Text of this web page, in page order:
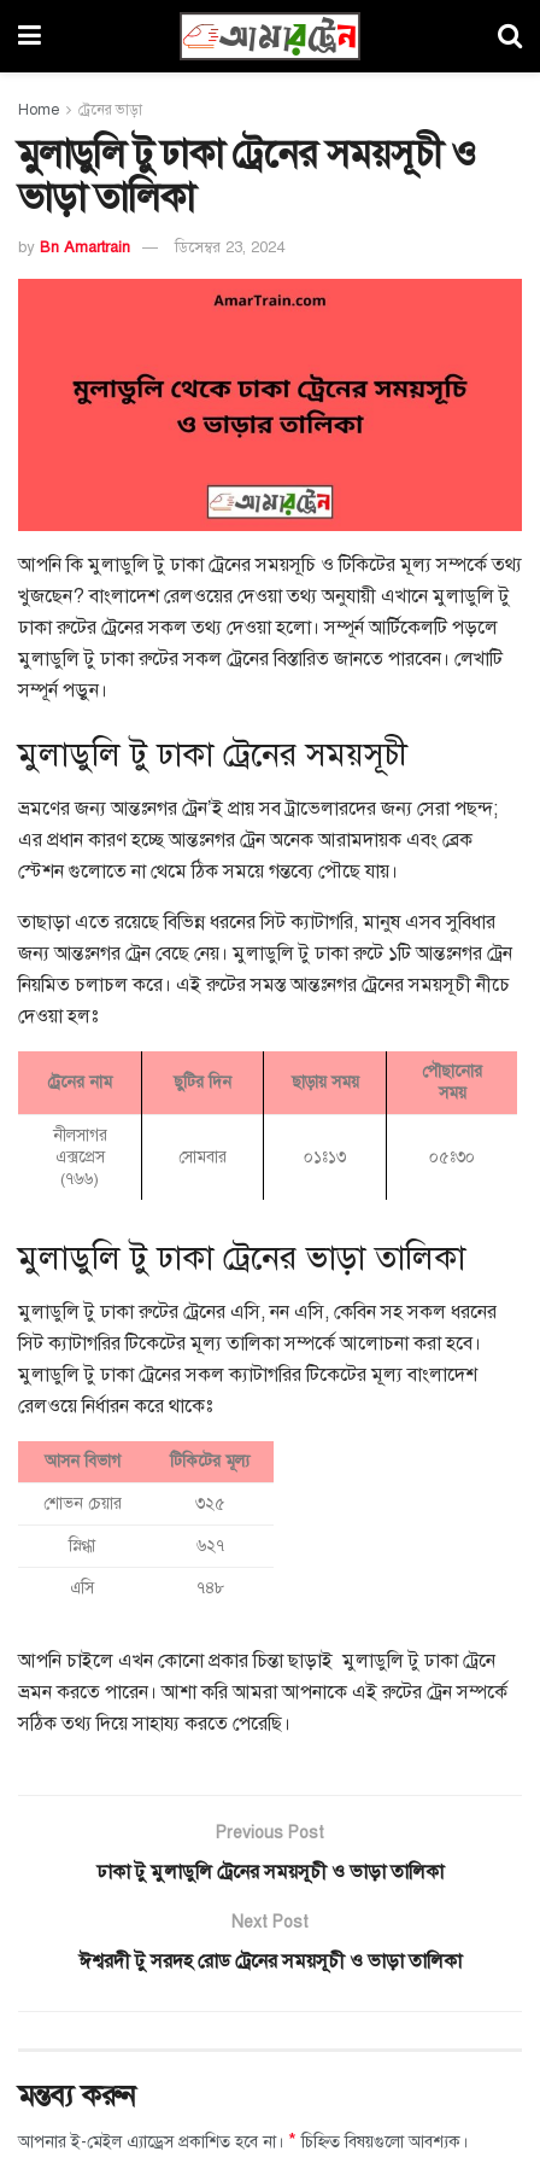
Home ট্রেনের ভাড়া
মুলাডুলি টু ঢাকা ট্রেনের সময়সূচী ও
ভাড়া তালিকা
by Bn Amartrain ডিসেম্বর 23, 2024
আপনি কি মুলাডুলি টু ঢাকা ট্রেনের সময়সূচি ও টিকিটের মূল্য সম্পর্কে তথ্য
খুজছেন? বাংলাদেশ রেলওয়ের দেওয়া তথ্য অনুযায়ী এখানে মুলাডুলি টু
ঢাকা রুটের ট্রেনের সকল তথ্য দেওয়া হলো। সম্পূর্ন আর্টিকেলটি পড়লে
মুলাডুলি টু ঢাকা রুটের সকল ট্রেনের বিস্তারিত জানতে পারবেন। লেখাটি
সম্পূর্ন পড়ুন।
মুলাডুলি টু ঢাকা ট্রেনের সময়সূচী
ভ্রমণের জন্য আন্তঃনগর ট্রেন’ই প্রায় সব ট্রাভেলারদের জন্য সেরা পছন্দ;
এর প্রধান কারণ হচ্ছে আন্তঃনগর ট্রেন অনেক আরামদায়ক এবং ব্রেক
স্টেশন গুলোতে না থেমে ঠিক সময়ে গন্তব্যে পৌছে যায়।
তাছাড়া এতে রয়েছে বিভিন্ন ধরনের সিট ক্যাটাগরি, মানুষ এসব সুবিধার
জন্য আন্তঃনগর ট্রেন বেছে নেয়। মুলাডুলি টু ঢাকা রুটে ১টি আন্তঃনগর ট্রেন
নিয়মিত চলাচল করে। এই রুটের সমস্ত আন্তঃনগর ট্রেনের সময়সূচী নীচে
দেওয়া হলঃ
ট্রেনের নাম ছুটির দিন ছাড়ায় সময়
পৌছানোর
সময়
নীলসাগর
এক্সপ্রেস
(৭৬৬)
সোমবার ০১ঃ১৩ ০৫ঃ৩০
মুলাডুলি টু ঢাকা ট্রেনের ভাড়া তালিকা
মুলাডুলি টু ঢাকা রুটের ট্রেনের এসি, নন এসি, কেবিন সহ সকল ধরনের
সিট ক্যাটাগরির টিকেটের মূল্য তালিকা সম্পর্কে আলোচনা করা হবে।
মুলাডুলি টু ঢাকা ট্রেনের সকল ক্যাটাগরির টিকেটের মূল্য বাংলাদেশ
রেলওয়ে নির্ধারন করে থাকেঃ
আসন বিভাগ টিকিটের মূল্য
শোভন চেয়ার ৩২৫
স্নিগ্ধা ৬২৭
এসি ৭৪৮
আপনি চাইলে এখন কোনো প্রকার চিন্তা ছাড়াই মুলাডুলি টু ঢাকা ট্রেনে
ভ্রমন করতে পারেন। আশা করি আমরা আপনাকে এই রুটের ট্রেন সম্পর্কে
সঠিক তথ্য দিয়ে সাহায্য করতে পেরেছি।
Previous Post
ঢাকা টু মুলাডুলি ট্রেনের সময়সূচী ও ভাড়া তালিকা
Next Post
ঈশ্বরদী টু সরদহ রোড ট্রেনের সময়সূচী ও ভাড়া তালিকা
মন্তব্য করুন
আপনার ই-মেইল এ্যাড্রেস প্রকাশিত হবে না। * চিহ্নিত বিষয়গুলো আবশ্যক।